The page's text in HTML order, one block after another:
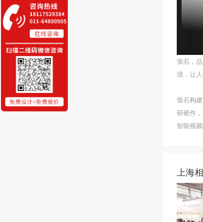
萤石，
境，让
萤石构
研硬件
智能视
上海